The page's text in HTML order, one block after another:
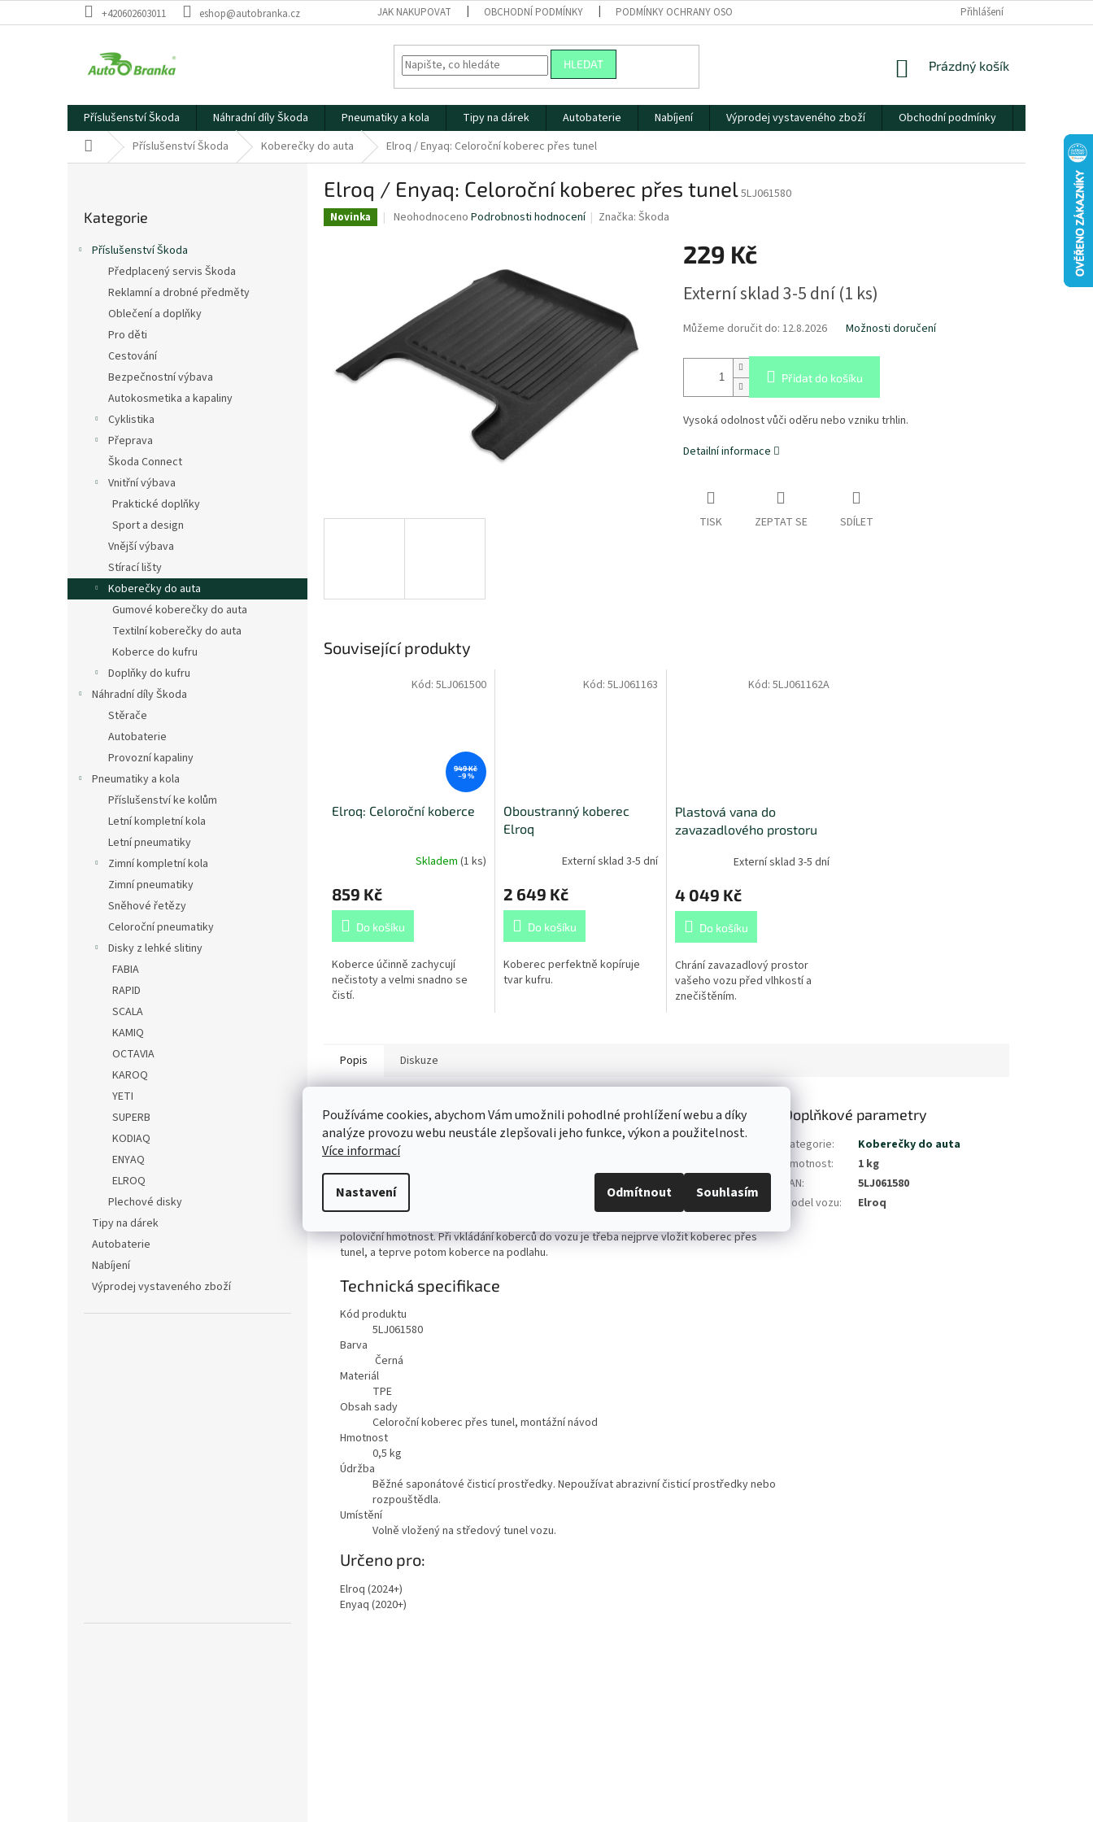
Používáme cookies, abychom Vám umožnili pohodlné prohlížení webu a díky
analýze provozu webu neustále zlepšovali jeho funkce, výkon a použitelnost.
Více informací
Nastavení Odmítnout Souhlasím
na
+420602603011 eshop@autobranka.cz JAK NAKUPOVAT OBCHODNÍ PODMÍNKY PODMÍNKY OCHRANY OSOBNÍCH ÚDAJŮ Přihlášení
HLEDAT
NÁKUPNÍ
Prázdný košík
Příslušenství Škoda Náhradní díly Škoda Pneumatiky a kola Tipy na dárek Autobaterie Nabíjení Výprodej vystaveného zboží Obchodní podmínky
Domů Příslušenství Škoda Koberečky do auta Elroq / Enyaq: Celoroční koberec přes tunel
kategorie
Kategorie
Příslušenství Škoda
Předplacený servis Škoda
Reklamní a drobné předměty
Oblečení a doplňky
Pro děti
Cestování
Bezpečnostní výbava
Autokosmetika a kapaliny
Cyklistika
Přeprava
Škoda Connect
Vnitřní výbava
Praktické doplňky
Sport a design
Vnější výbava
Stírací lišty
Koberečky do auta
Gumové koberečky do auta
Textilní koberečky do auta
Koberce do kufru
Doplňky do kufru
Náhradní díly Škoda
Stěrače
Autobaterie
Provozní kapaliny
Pneumatiky a kola
Příslušenství ke kolům
Letní kompletní kola
Letní pneumatiky
Zimní kompletní kola
Zimní pneumatiky
Sněhové řetězy
Celoroční pneumatiky
Disky z lehké slitiny
FABIA
RAPID
SCALA
KAMIQ
OCTAVIA
KAROQ
YETI
SUPERB
KODIAQ
ENYAQ
ELROQ
Plechové disky
Tipy na dárek
Autobaterie
Nabíjení
Výprodej vystaveného zboží
Elroq / Enyaq: Celoroční koberec přes tunel5LJ061580
Novinka
Průměrné
hvězdiček.
Neohodnoceno Podrobnosti hodnocení Značka:Škoda
229 Kč
cena:
Externí sklad 3-5 dní(1 ks)
Můžeme doručit do: 12.8.2026 Možnosti doručení
Přidat do košíku
Vysoká odolnost vůči oděru nebo vzniku trhlin.
Detailní informace
TISK ZEPTAT SE SDÍLET
Související produkty
949 Kč
–9 %
Elroq: Celoroční koberce
Skladem (1 ks)
859 Kč
Do košíku
Koberce účinně zachycují
nečistoty a velmi snadno se
čistí.
Kód: 5LJ061500
Oboustranný koberec
Elroq
Externí sklad 3-5 dní
2 649 Kč
Do košíku
Koberec perfektně kopíruje
tvar kufru.
Kód: 5LJ061163
Plastová vana do
zavazadlového prostoru
Externí sklad 3-5 dní
4 049 Kč
Do košíku
Chrání zavazadlový prostor
vašeho vozu před vlhkostí a
znečištěním.
Kód:5LJ061162A
Popis Diskuze
Detailní popis produktu
Celoroční koberec přes tunel je praktickým doplňkem zadních celoročních koberců ze
sortimentu Škoda Originální příslušenství. Díky vysoce kvalitnímu materiálu (termoplastický
elastomer) účinně zachycuje nečistoty a velmi snadno se čistí. Mezi další přednosti tohoto
materiálu patří vysoká odolnost vůči oděru nebo vzniku trhlin.
poloviční hmotnost. Při vkládání koberců do vozu je třeba nejprve vložit koberec přes
tunel, a teprve potom koberce na podlahu.
Technická specifikace
Kód produktu
5LJ061580
Barva
Černá
Materiál
TPE
Obsah sady
Celoroční koberec přes tunel, montážní návod
Hmotnost
0,5 kg
Údržba
Běžné saponátové čisticí prostředky. Nepoužívat abrazivní čisticí prostředky nebo
rozpouštědla.
Umístění
Volně vložený na středový tunel vozu.
Určeno pro:
Elroq (2024+)
Enyaq (2020+)
Doplňkové parametry
Kategorie:
Koberečky do auta
Hmotnost:
1 kg
EAN:
5LJ061580
Model vozu: Elroq